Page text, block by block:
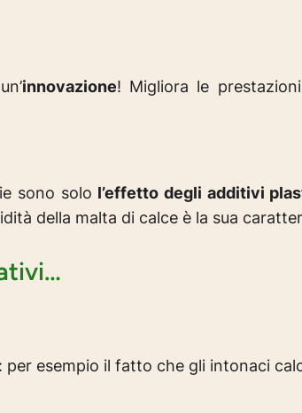
innovazione! Migliora le
sono solo l’effetto degli additivi
della malta di calce è la sua
: per esempio il fatto che gli intonaci